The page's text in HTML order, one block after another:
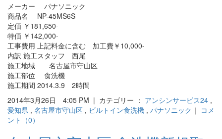
メーカー パナソニック
商品名 NP-45MS6S
定価 ￥181,650-
特価 ￥142,000-
工事費用 上記料金に含む 加工費￥10,000-
内訳 施工スタッフ 西尾
施工地域 名古屋市守山区
施工部位 食洗機
施工期間 2014.3.9 2時間
2014年3月26日 4:05 PM | カテゴリー ： アンシンサービス24 ,
愛知県 , 名古屋市守山区 , ビルトイン食洗機 , パナソニック ｜ コメ
ント（0）